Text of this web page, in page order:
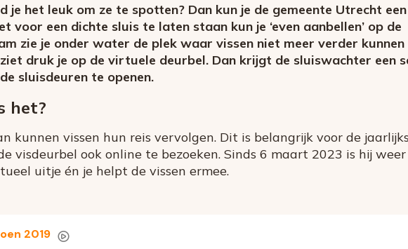
je het leuk om ze te spotten? Dan kun je de gemeente Utrecht een
voor een dichte sluis te laten staan kun je ‘even aanbellen’ op de
zie je onder water de plek waar vissen niet meer verder kunnen
druk je op de virtuele deurbel. Dan krijgt de sluiswachter een
sluisdeuren te openen.
het?
kunnen vissen hun reis vervolgen. Dit is belangrijk voor de
visdeurbel ook online te bezoeken. Sinds 6 maart 2023 is hij weer
uitje én je helpt de vissen ermee.
2019